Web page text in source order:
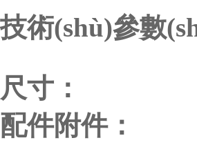
技術(shù)參數
尺寸：
配件附件：